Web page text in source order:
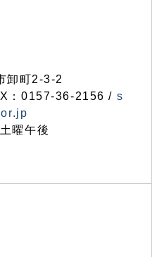
卸町2-3-2
：0157-36-2156 / s
曜午後